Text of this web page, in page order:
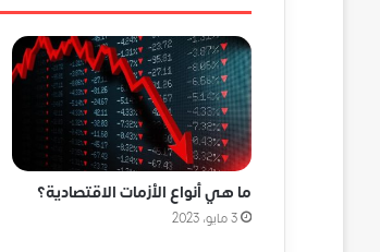
ما هي أنواع الأزمات الاقتصادية؟
3 مايو، 2023